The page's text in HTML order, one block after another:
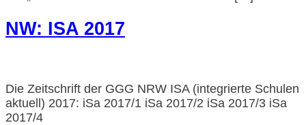
NW: ISA 2017
Die Zeitschrift der GGG NRW ISA (integrierte Schulen
aktuell) 2017: iSa 2017/1 iSa 2017/2 iSa 2017/3 iSa
2017/4